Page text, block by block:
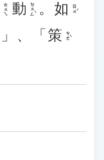
ㄊㄨㄟ 動 ㄉㄨㄥˋ 。 如 ㄖㄨˊ
」、「 策 ㄘㄜˋ